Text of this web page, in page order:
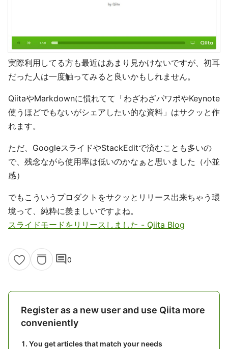
実際利用してる方も最近はあまり見かけないですが、初耳
だった人は一度触ってみると良いかもしれません。
QiitaやMarkdownに慣れてて「わざわざパワポやKeynote
使うほどでもないがシェアしたい的な資料」はサクッと作
れます。
ただ、GoogleスライドやStackEditで済むことも多いの
で、残念ながら使用率は低いのかなぁと思いました（小並
感）
でもこういうプロダクトをサクッとリリース出来ちゃう環
境って、純粋に羨ましいですよね。
スライドモードをリリースしました - Qiita Blog
comment0
Register as a new user and use Qiita more
conveniently
You get articles that match your needs